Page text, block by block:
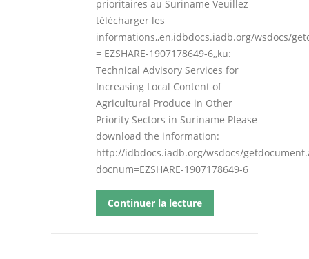
prioritaires au Suriname Veuillez
télécharger les
informations,,en,idbdocs.iadb.org/wsdocs/
= EZSHARE-1907178649-6,,ku:
Technical Advisory Services for
Increasing Local Content of
Agricultural Produce in Other
Priority Sectors in Suriname Please
download the information:
http://idbdocs.iadb.org/wsdocs/
docnum=EZSHARE-1907178649-6
Continuer la lecture